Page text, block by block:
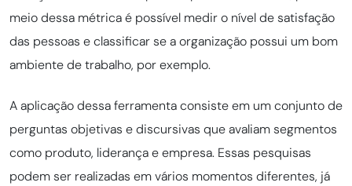
meio dessa métrica é possível medir o nível de satisfação
das pessoas e classificar se a organização possui um bom
ambiente de trabalho, por exemplo.
A aplicação dessa ferramenta consiste em um conjunto de
perguntas objetivas e discursivas que avaliam segmentos
como produto, liderança e empresa. Essas pesquisas
podem ser realizadas em vários momentos diferentes, já